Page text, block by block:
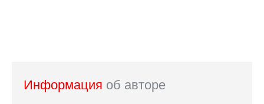
Информация об авторе